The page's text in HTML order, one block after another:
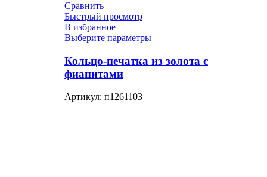
Сравнить
Быстрый просмотр
В избранное
Выберите параметры
Кольцо-печатка из золота с
фианитами
Артикул: п1261103